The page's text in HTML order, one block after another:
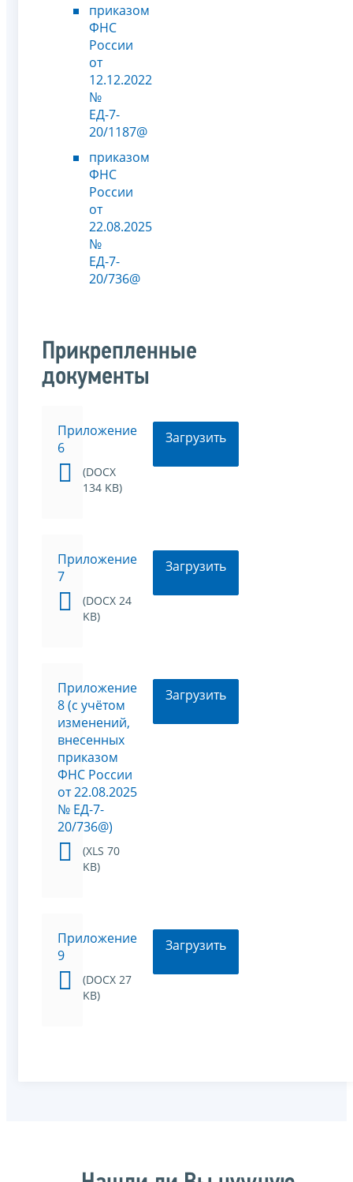
приказом
ФНС
России
от
12.12.2022
№
ЕД-7-
20/1187@
приказом
ФНС
России
от
22.08.2025
№
ЕД-7-
20/736@
Прикрепленные
документы
Приложение
6
(DOCX
134 KB)
Загрузить
Приложение
7
(DOCX 24
KB)
Загрузить
Приложение
8 (с учётом
изменений,
внесенных
приказом
ФНС России
от 22.08.2025
№ ЕД-7-
20/736@)
(XLS 70
KB)
Загрузить
Приложение
9
(DOCX 27
KB)
Загрузить